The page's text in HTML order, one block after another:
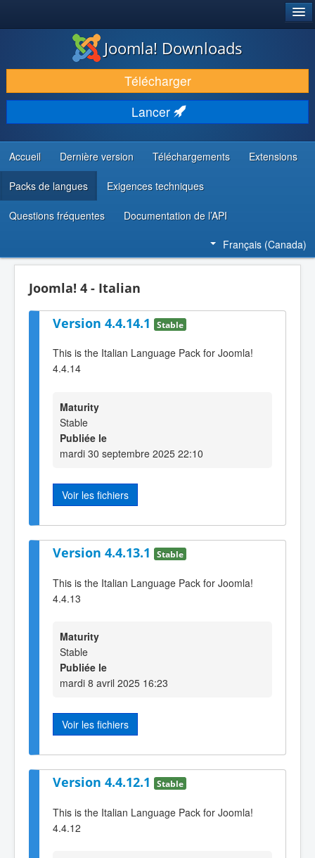
TÉLÉCHARGER & ENRICHIR
DÉCOUVRIR & APPRENDRE
COMMUNAUTÉ & SUPPORT
RESSOURCES DÉVELOPPEURS
Joomla! Downloads
Télécharger
Lancer
Accueil Dernière version Téléchargements Extensions
Packs de langues Exigences techniques
Questions fréquentes Documentation de l’API
Français (Canada)
Joomla! 4 - Italian
Version 4.4.14.1 Stable
This is the Italian Language Pack for Joomla!
4.4.14
Maturity
Stable
Publiée le
mardi 30 septembre 2025 22:10
Voir les fichiers
Version 4.4.13.1 Stable
This is the Italian Language Pack for Joomla!
4.4.13
Maturity
Stable
Publiée le
mardi 8 avril 2025 16:23
Voir les fichiers
Version 4.4.12.1 Stable
This is the Italian Language Pack for Joomla!
4.4.12